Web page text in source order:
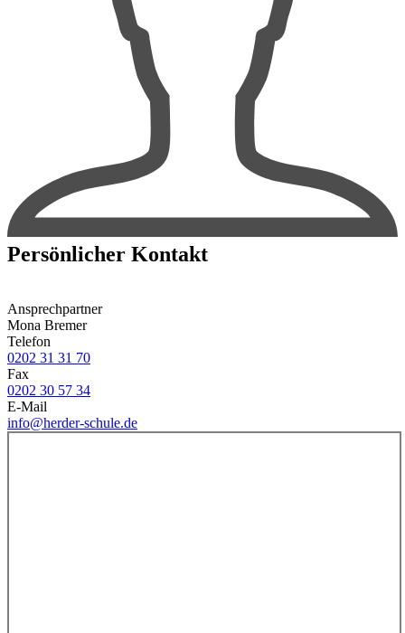
Persönlicher Kontakt
Ansprechpartner
Mona Bremer
Telefon
0202 31 31 70
Fax
0202 30 57 34
E-Mail
info@herder-schule.de